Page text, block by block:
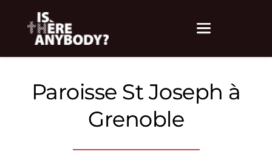
Paroisse St Joseph à
Grenoble